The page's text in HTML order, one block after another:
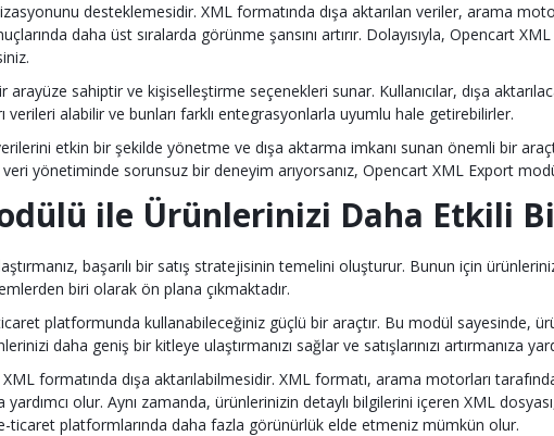
desteklemesidir. XML formatında dışa aktarılan veriler, arama
daha üst sıralarda görünme şansını artırır. Dolayısıyla, Opencart
sahiptir ve kişiselleştirme seçenekleri sunar. Kullanıcılar, dışa
alabilir ve bunları farklı entegrasyonlarla uyumlu hale getirebilirler.
etkin bir şekilde yönetme ve dışa aktarma imkanı sunan önemli bir
veri yönetiminde sorunsuz bir deneyim arıyorsanız, Opencart XML Export
ile Ürünlerinizi Daha Etkili
başarılı bir satış stratejisinin temelini oluşturur. Bunun için
biri olarak ön plana çıkmaktadır.
platformunda kullanabileceğiniz güçlü bir araçtır. Bu modül sayesinde,
daha geniş bir kitleye ulaştırmanızı sağlar ve satışlarınızı artırmanıza
formatında dışa aktarılabilmesidir. XML formatı, arama motorları
olur. Aynı zamanda, ürünlerinizin detaylı bilgilerini içeren XML
ticaret platformlarında daha fazla görünürlük elde etmeniz mümkün olur.